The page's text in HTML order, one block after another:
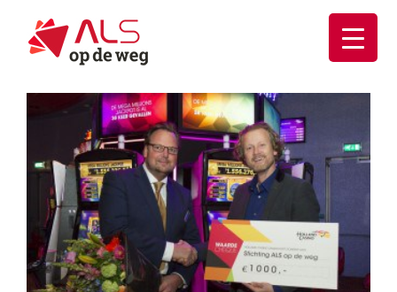
inhoud